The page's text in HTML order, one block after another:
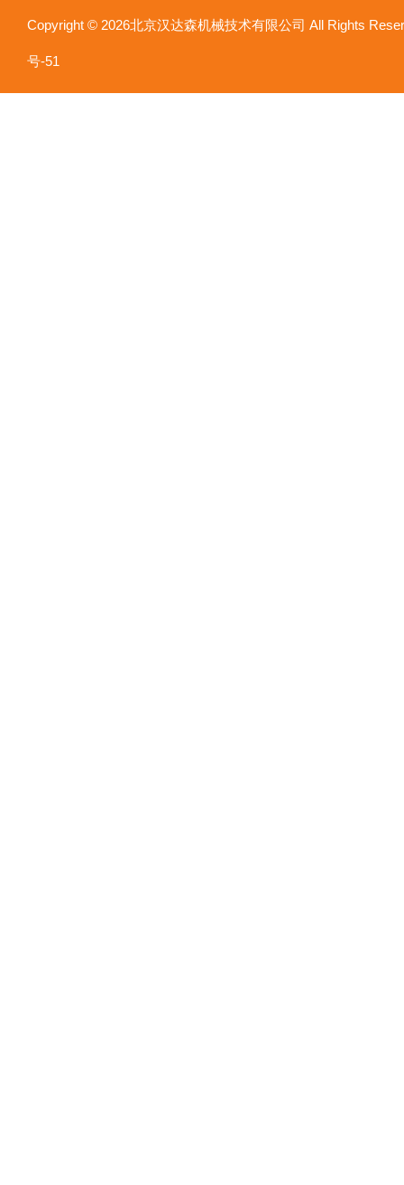
Copyright © 2026北京汉达森机械技术有限公司 All Rights
号-51